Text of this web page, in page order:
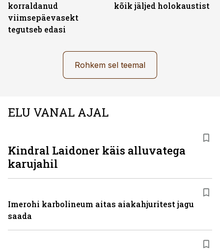
korraldanud
viimsepäevasekt
tegutseb edasi
kõik jäljed holokaustist
Rohkem sel teemal
ELU VANAL AJAL
Kindral Laidoner käis alluvatega
karujahil
Imerohi karbolineum aitas aiakahjuritest jagu
saada